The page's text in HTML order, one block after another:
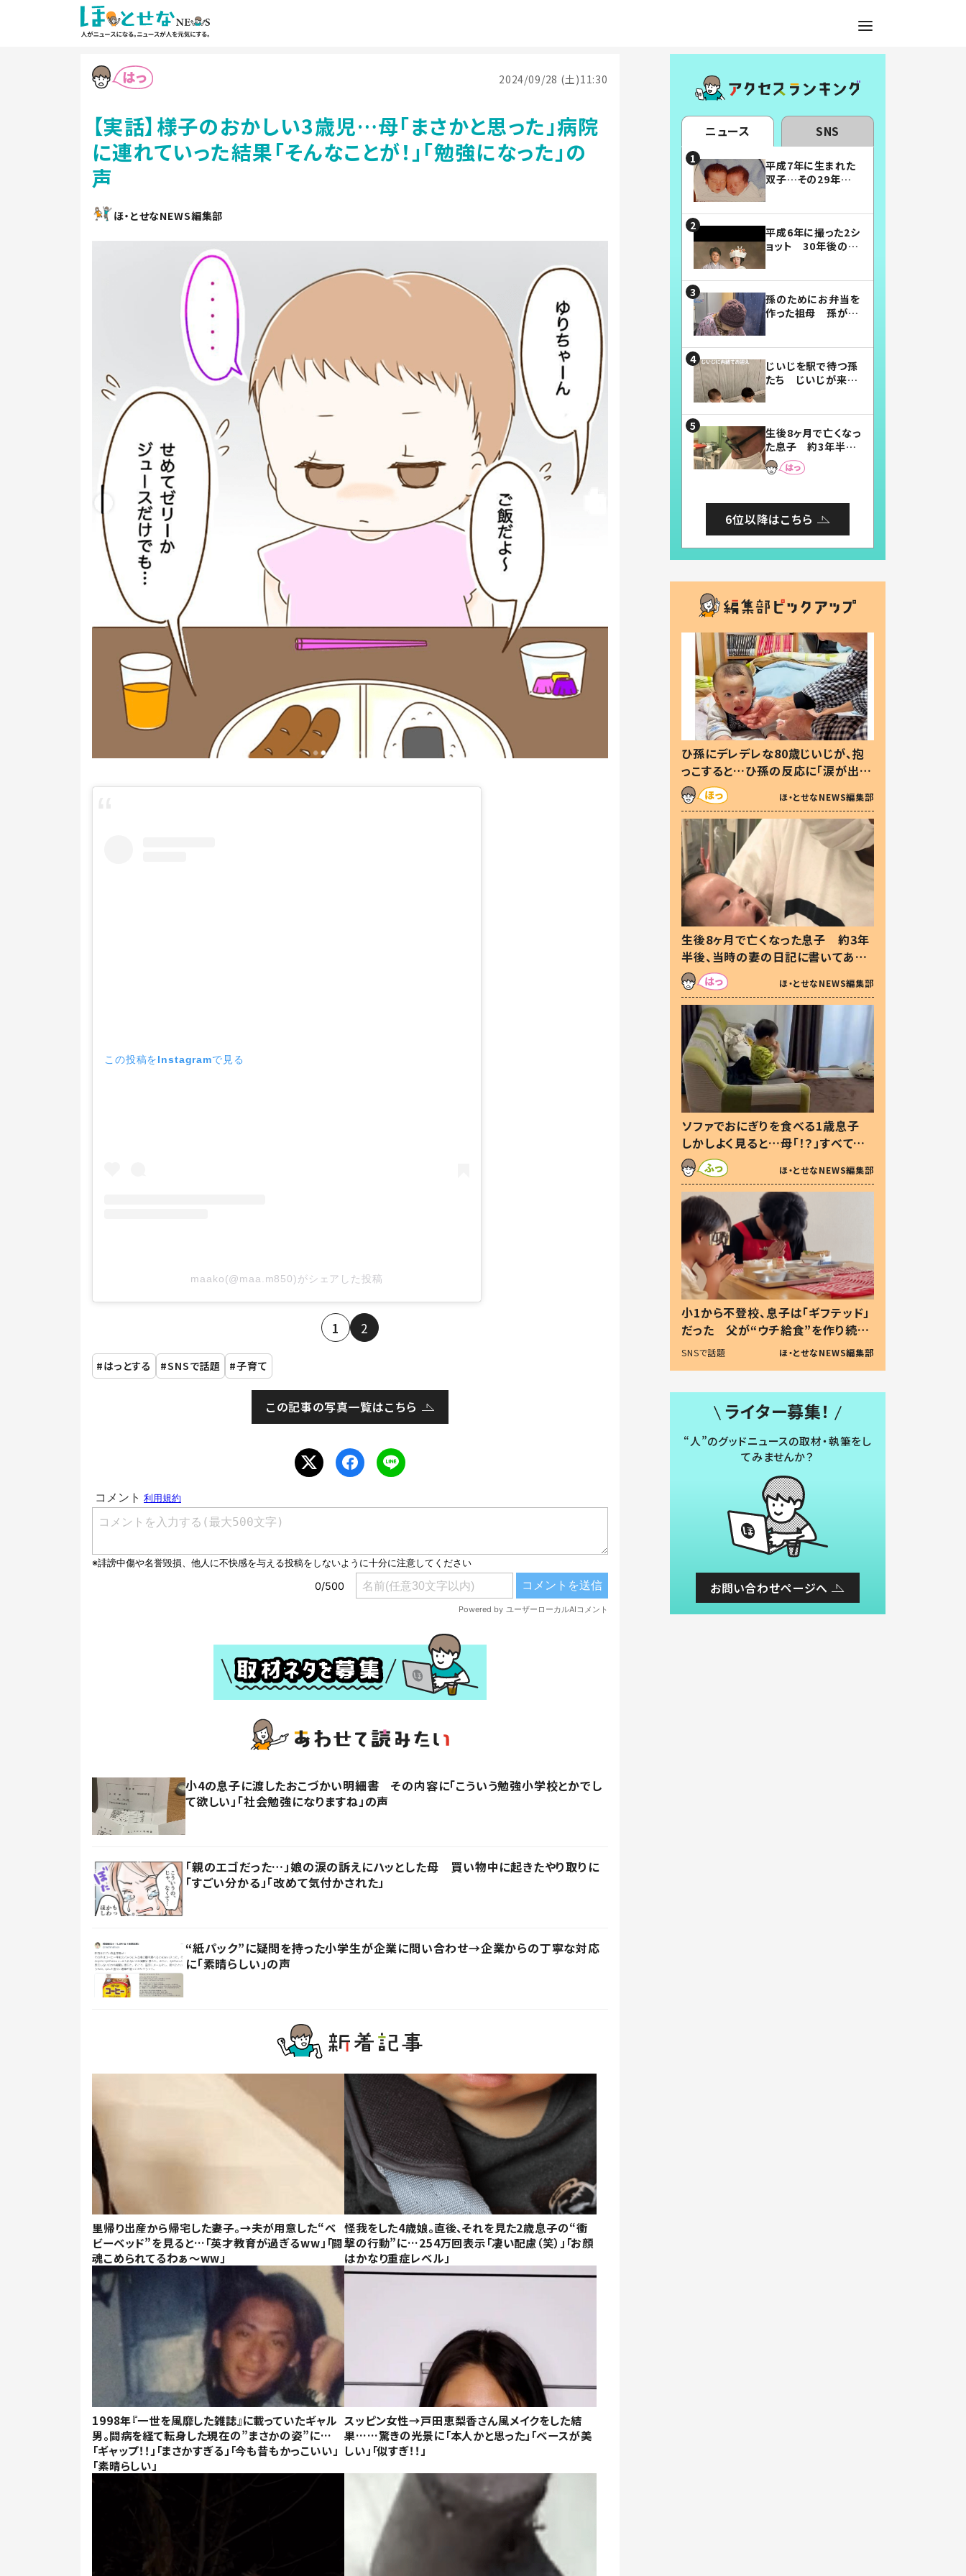
2024/09/28 (土)11:30
【実話】様子のおかしい3歳児…母「まさかと思った」病院
に連れていった結果「そんなことが！」「勉強になった」の
声
ほ・とせなNEWS編集部
この投稿をInstagramで見る
maako(@maa.m850)がシェアした投稿
1 2
はっとする SNSで話題 子育て
この記事の写真一覧はこちら
小4の息子に渡したおこづかい明細書 その内容に「こういう勉強小学校とかでし
て欲しい」「社会勉強になりますね」の声
「親のエゴだった…」娘の涙の訴えにハッとした母 買い物中に起きたやり取りに
「すごい分かる」「改めて気付かされた」
“紙パック”に疑問を持った小学生が企業に問い合わせ→企業からの丁寧な対応
に「素晴らしい」の声
里帰り出産から帰宅した妻子。→夫が用意した“ベ
ビーベッド”を見ると…「英才教育が過ぎるww」「闘
魂こめられてるわぁ～ww」
怪我をした4歳娘。直後、それを見た2歳息子の“衝
撃の行動”に…254万回表示「凄い配慮（笑）」「お顔
はかなり重症レベル」
1998年『一世を風靡した雑誌』に載っていたギャル
男。闘病を経て転身した現在の”まさかの姿”に…
「ギャップ！！」「まさかすぎる」「今も昔もかっこいい」
「素晴らしい」
スッピン女性→戸田恵梨香さん風メイクをした結
果……驚きの光景に「本人かと思った」「ベースが美
しい」「似すぎ！！」
ニュース SNS
平成7年に生まれた
双子…その29年後
平成6年に撮った2シ
ョット 30年後の姿
孫のためにお弁当を
作った祖母 孫が絶
じいじを駅で待つ孫
たち じいじが来た
まらない」「幸せにな
れる」
生後8ヶ月で亡くなっ
た息子 約3年半
後、当時の妻の日記
に書いてあった本音
6位以降はこちら
ひ孫にデレデレな80歳じいじが、抱
っこすると…ひ孫の反応に「涙が出ま
した」「可愛くて仕方ない」
ほ・とせなNEWS編集部
生後8ヶ月で亡くなった息子 約3年
半後、当時の妻の日記に書いてあっ
た本音とは
ほ・とせなNEWS編集部
ソファでおにぎりを食べる1歳息子
しかしよく見ると…母「！？」すべてを
察した母の投稿に「可愛いから許
す！」「現行犯〜」
ほ・とせなNEWS編集部
小1から不登校、息子は「ギフテッド」
だった 父が“ウチ給食”を作り続け
る理由とは #令和の親 #令和の子
SNSで話題 ほ・とせなNEWS編集部
ライター募集！
“人”のグッドニュースの取材・執筆をし
てみませんか？
お問い合わせページへ